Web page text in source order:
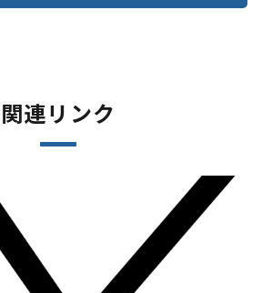
関連リンク